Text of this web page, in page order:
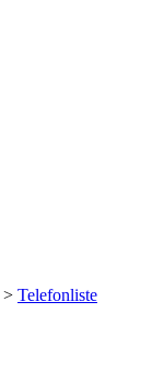
> Telefonliste